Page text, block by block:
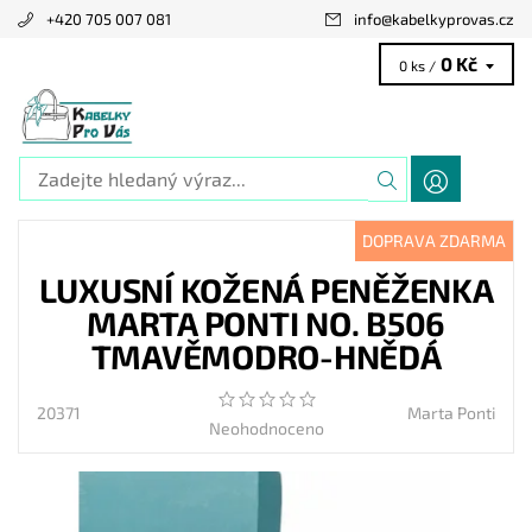
+420 705 007 081 info@kabelkyprovas.cz
0 ks / 0 Kč
DOPRAVA ZDARMA
LUXUSNÍ KOŽENÁ PENĚŽENKA
MARTA PONTI NO. B506
TMAVĚMODRO-HNĚDÁ
20371
Neohodnoceno
Marta Ponti